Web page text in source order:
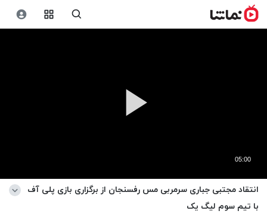
05:00
انتقاد مجتبی جباری سرمربی مس رفسنجان از برگزاری بازی پلی آف
با تیم سوم لیگ یک